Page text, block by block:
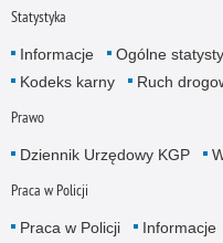
Statystyka
Informacje Ogólne
Kodeks karny
Ruch
Prawo
Dziennik Urzędowy KGP
Praca w Policji
Praca w Policji Informacje